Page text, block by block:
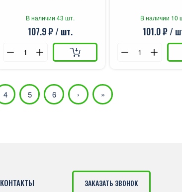
В наличии 43 шт.
107.9 ₽ / шт.
В наличии 10
101.0 ₽ /
4 5 6 › »
КОНТАКТЫ ЗАКАЗАТЬ ЗВОНОК